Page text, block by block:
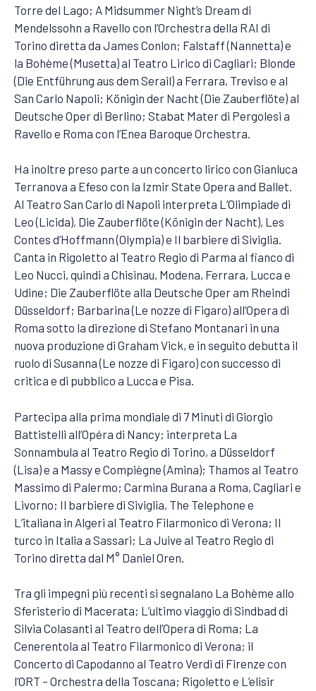
Torre del Lago; A Midsummer Night’s Dream di
Mendelssohn a Ravello con l’Orchestra della RAI di
Torino diretta da James Conlon; Falstaff (Nannetta) e
la Bohème (Musetta) al Teatro Lirico di Cagliari; Blonde
(Die Entführung aus dem Serail) a Ferrara, Treviso e al
San Carlo Napoli; Königin der Nacht (Die Zauberflöte) al
Deutsche Oper di Berlino; Stabat Mater di Pergolesi a
Ravello e Roma con l’Enea Baroque Orchestra.
Ha inoltre preso parte a un concerto lirico con Gianluca
Terranova a Efeso con la Izmir State Opera and Ballet.
Al Teatro San Carlo di Napoli interpreta L’Olimpiade di
Leo (Licida), Die Zauberflöte (Kõnigin der Nacht), Les
Contes d’Hoffmann (Olympia) e Il barbiere di Siviglia.
Canta in Rigoletto al Teatro Regio di Parma al fianco di
Leo Nucci, quindi a Chisinau, Modena, Ferrara, Lucca e
Udine; Die Zauberflöte alla Deutsche Oper am Rheindi
Düsseldorf; Barbarina (Le nozze di Figaro) all’Opera di
Roma sotto la direzione di Stefano Montanari in una
nuova produzione di Graham Vick, e in seguito debutta il
ruolo di Susanna (Le nozze di Figaro) con successo di
critica e di pubblico a Lucca e Pisa.
Partecipa alla prima mondiale di 7 Minuti di Giorgio
Battistelli all’Opéra di Nancy; interpreta La
Sonnambula al Teatro Regio di Torino, a Düsseldorf
(Lisa) e a Massy e Compiègne (Amina); Thamos al Teatro
Massimo di Palermo; Carmina Burana a Roma, Cagliari e
Livorno; Il barbiere di Siviglia, The Telephone e
L’italiana in Algeri al Teatro Filarmonico di Verona; Il
turco in Italia a Sassari; La Juive al Teatro Regio di
Torino diretta dal M° Daniel Oren.
Tra gli impegni più recenti si segnalano La Bohème allo
Sferisterio di Macerata; L’ultimo viaggio di Sindbad di
Silvia Colasanti al Teatro dell’Opera di Roma; La
Cenerentola al Teatro Filarmonico di Verona; il
Concerto di Capodanno al Teatro Verdi di Firenze con
l’ORT – Orchestra della Toscana; Rigoletto e L’elisir